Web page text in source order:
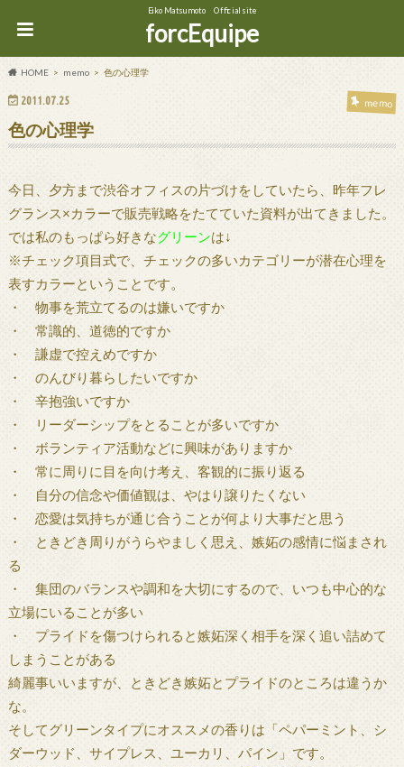
Eiko Matsumoto Official site
forcEquipe
HOME memo 色の心理学
2011.07.25 memo
色の心理学
今日、夕方まで渋谷オフィスの片づけをしていたら、昨年フレ
グランス×カラーで販売戦略をたてていた資料が出てきました。
では私のもっぱら好きなグリーンは↓
※チェック項目式で、チェックの多いカテゴリーが潜在心理を
表すカラーということです。
・ 物事を荒立てるのは嫌いですか
・ 常識的、道徳的ですか
・ 謙虚で控えめですか
・ のんびり暮らしたいですか
・ 辛抱強いですか
・ リーダーシップをとることが多いですか
・ ボランティア活動などに興味がありますか
・ 常に周りに目を向け考え、客観的に振り返る
・ 自分の信念や価値観は、やはり譲りたくない
・ 恋愛は気持ちが通じ合うことが何より大事だと思う
・ ときどき周りがうらやましく思え、嫉妬の感情に悩まされ
る
・ 集団のバランスや調和を大切にするので、いつも中心的な
立場にいることが多い
・ プライドを傷つけられると嫉妬深く相手を深く追い詰めて
しまうことがある
綺麗事いいますが、ときどき嫉妬とプライドのところは違うか
な。
そしてグリーンタイプにオススメの香りは「ペパーミント、シ
ダーウッド、サイプレス、ユーカリ、パイン」です。